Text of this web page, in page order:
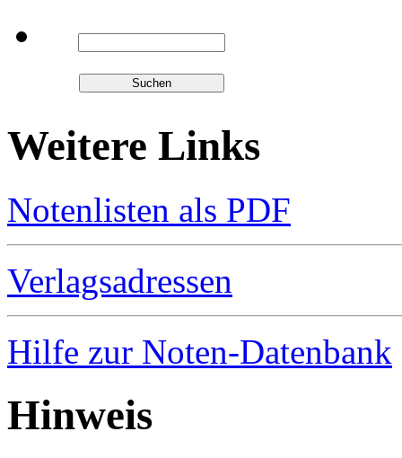
Weitere Links
Notenlisten als PDF
Verlagsadressen
Hilfe zur Noten-Datenbank
Hinweis